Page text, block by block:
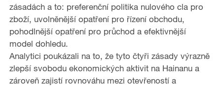
zásadách a to: preferenční politika nulového cla pro
zboží, uvolněnější opatření pro řízení obchodu,
pohodlnější opatření pro průchod a efektivnější
model dohledu.
Analytici poukázali na to, že tyto čtyři zásady výrazně
zlepší svobodu ekonomických aktivit na Hainanu a
zároveň zajistí rovnováhu mezi otevřeností a